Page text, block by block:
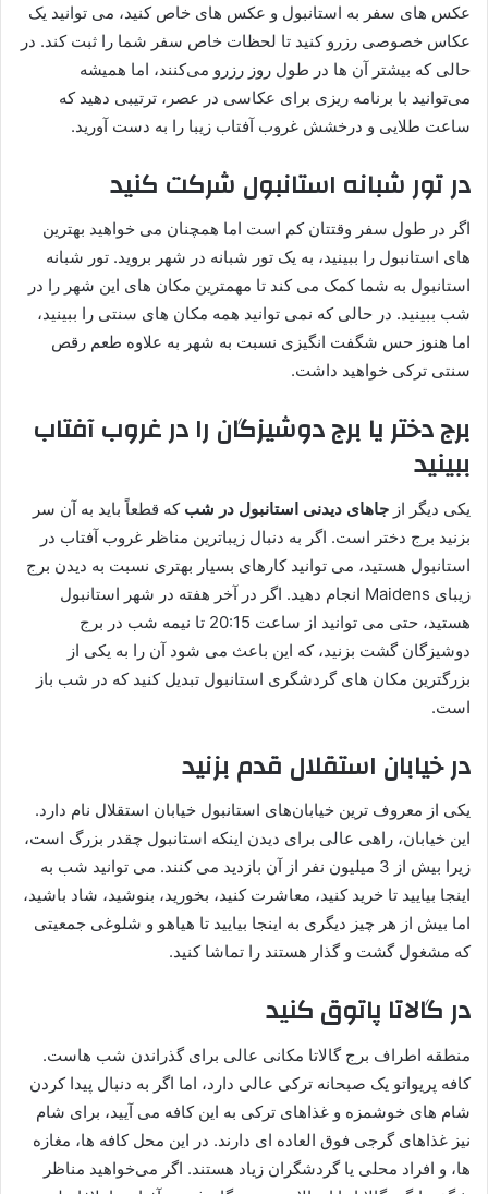
عکس های سفر به استانبول و عکس های خاص کنید، می توانید یک
عکاس خصوصی رزرو کنید تا لحظات خاص سفر شما را ثبت کند. در
حالی که بیشتر آن ها در طول روز رزرو می‌کنند، اما همیشه
می‌توانید با برنامه‌ ریزی برای عکاسی در عصر، ترتیبی دهید که
ساعت طلایی و درخشش غروب آفتاب زیبا را به دست آورید.
در تور شبانه استانبول شرکت کنید
اگر در طول سفر وقتتان کم است اما همچنان می خواهید بهترین
های استانبول را ببینید، به یک تور شبانه در شهر بروید. تور شبانه
استانبول به شما کمک می کند تا مهمترین مکان های این شهر را در
شب ببینید. در حالی که نمی ‌توانید همه مکان‌ های سنتی را ببینید،
اما هنوز حس شگفت ‌انگیزی نسبت به شهر به‌ علاوه طعم رقص
سنتی ترکی خواهید داشت.
برج دختر یا برج دوشیزگان را در غروب آفتاب
ببینید
یکی دیگر از جاهای دیدنی استانبول در شب که قطعاً باید به آن سر
بزنید برج دختر است. اگر به دنبال زیباترین مناظر غروب آفتاب در
استانبول هستید، می توانید کارهای بسیار بهتری نسبت به دیدن برج
زیبای Maidens انجام دهید. اگر در آخر هفته در شهر استانبول
هستید، حتی می توانید از ساعت 20:15 تا نیمه شب در برج
دوشیزگان گشت بزنید، که این باعث می شود آن را به یکی از
بزرگترین مکان های گردشگری استانبول تبدیل کنید که در شب باز
است.
در خیابان استقلال قدم بزنید
یکی از معروف ‌ترین خیابان‌های استانبول خیابان استقلال نام دارد.
این خیابان، راهی عالی برای دیدن اینکه استانبول چقدر بزرگ است،
زیرا بیش از 3 میلیون نفر از آن بازدید می ‌کنند. می توانید شب به
اینجا بیایید تا خرید کنید، معاشرت کنید، بخورید، بنوشید، شاد باشید،
اما بیش از هر چیز دیگری به اینجا بیایید تا هیاهو و شلوغی جمعیتی
که مشغول گشت و گذار هستند را تماشا کنید.
در گالاتا پاتوق کنید
منطقه اطراف برج گالاتا مکانی عالی برای گذراندن شب هاست.
کافه پریواتو یک صبحانه ترکی عالی دارد، اما اگر به دنبال پیدا کردن
شام های خوشمزه و غذاهای ترکی به این کافه می آیید، برای شام
نیز غذاهای گرجی فوق العاده ای دارند. در این محل کافه‌ ها، مغازه‌
ها، و افراد محلی یا گردشگران زیاد هستند. اگر می‌خواهید مناظر